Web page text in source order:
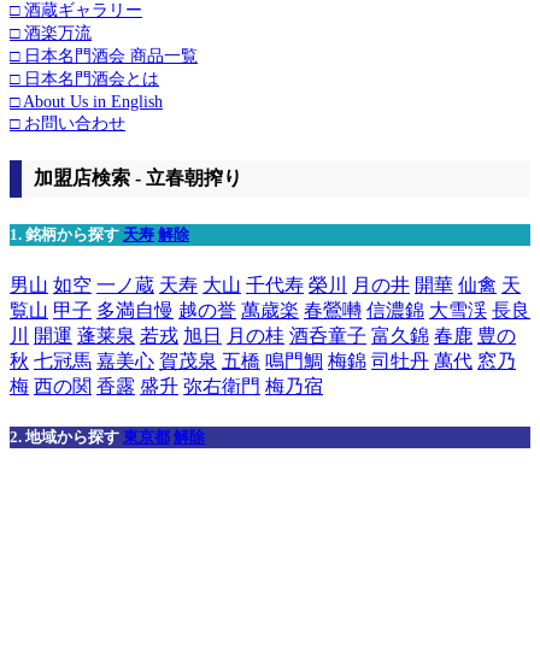
□ 酒蔵ギャラリー
□ 酒楽万流
□ 日本名門酒会 商品一覧
□ 日本名門酒会とは
□ About Us in English
□ お問い合わせ
加盟店検索 - 立春朝搾り
1. 銘柄から探す 天寿 解除
男山 如空 一ノ蔵 天寿 大山 千代寿 榮川 月の井 開華 仙禽 天
覧山 甲子 多満自慢 越の誉 萬歳楽 春鶯囀 信濃錦 大雪渓 長良
川
開運 蓬莱泉 若戎 旭日 月の桂 酒呑童子 富久錦 春鹿 豊の
秋 七冠馬 嘉美心 賀茂泉 五橋 鳴門鯛 梅錦 司牡丹 萬代 窓乃
梅 西の関 香露 盛升 弥右衛門 梅乃宿
2. 地域から探す 東京都 解除